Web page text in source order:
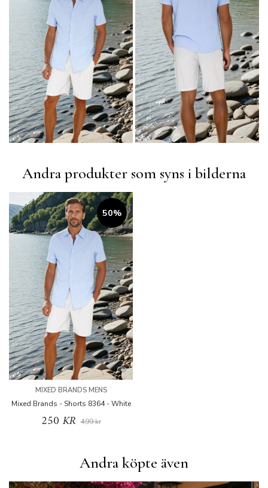
Andra produkter som syns i bilderna
50%
MIXED BRANDS MENS
Mixed Brands - Shorts 8364 - White
250 KR 499 kr
Andra köpte även